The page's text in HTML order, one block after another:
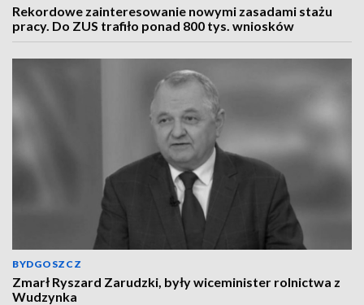
Rekordowe zainteresowanie nowymi zasadami stażu
pracy. Do ZUS trafiło ponad 800 tys. wniosków
BYDGOSZCZ
Zmarł Ryszard Zarudzki, były wiceminister rolnictwa z
Wudzynka